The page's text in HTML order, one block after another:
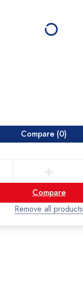
Compare (0)
Compare
Remove all products